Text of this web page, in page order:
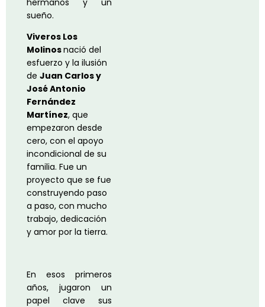
hermanos y un
sueño.
Viveros Los
Molinosnació del
esfuerzo y la ilusión
de Juan Carlos y
José Antonio
Fernández
Martínez, que
empezaron desde
cero, con el apoyo
incondicional de su
familia. Fue un
proyecto que se fue
construyendo paso
a paso, con mucho
trabajo, dedicación
y amor por la tierra.
En esos primeros
años, jugaron un
papel clave sus